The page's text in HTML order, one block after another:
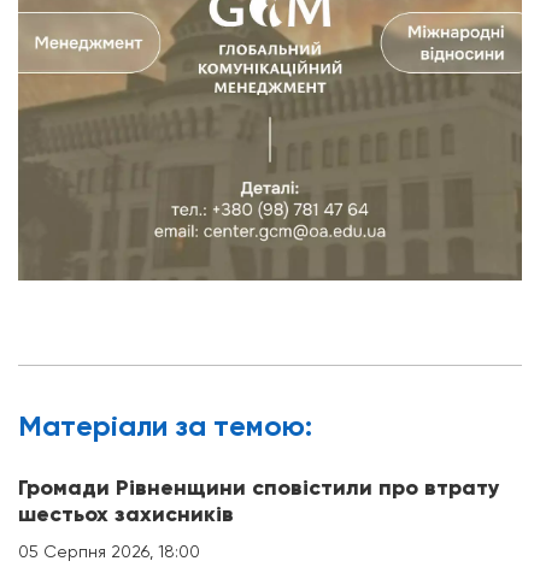
Матерiали за темою:
Громади Рівненщини сповістили про втрату
шестьох захисників
05 Серпня 2026, 18:00